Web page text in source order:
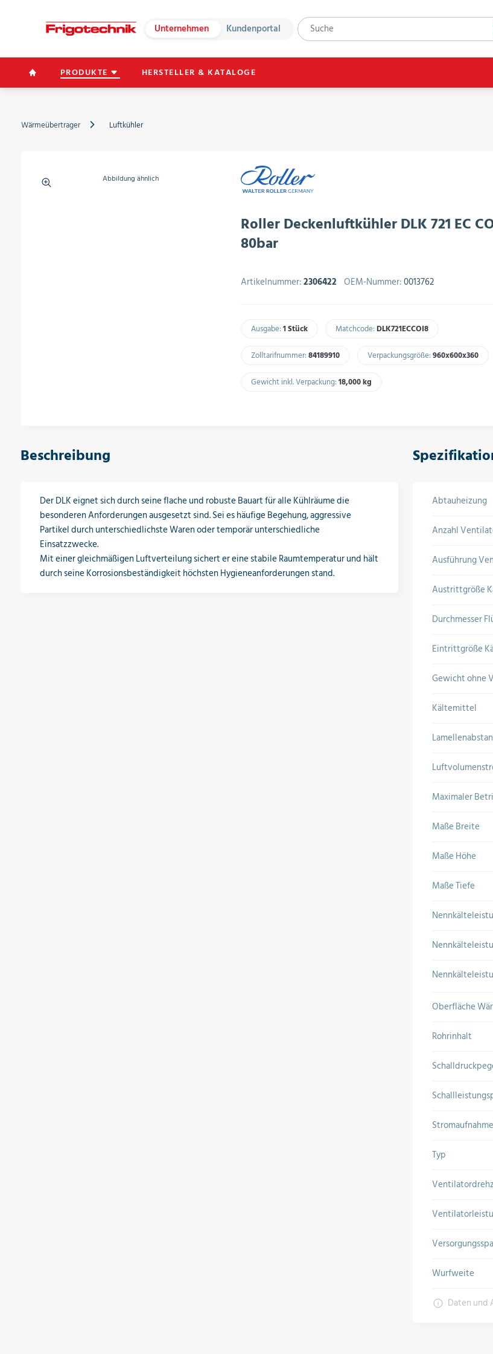
Unternehmen Kundenportal
PRODUKTE HERSTELLER & KATALOGE
Wärmeübertrager Luftkühler
Abbildung ähnlich
Roller Deckenluftkühler DLK 721 EC
80bar
Artikelnummer:2306422 OEM-Nummer:0013762
Ausgabe:1 Stück Matchcode:DLK721ECCOI8​
Zolltarifnummer:84189910​ Verpackungsgröße:960x600x360​
Gewicht inkl. Verpackung:18,000 kg​
Beschreibung
Der DLK eignet sich durch seine flache und robuste Bauart für alle Kühlräume die
besonderen Anforderungen ausgesetzt sind. Sei es häufige Begehung, aggressive
Partikel durch unterschiedlichste Waren oder temporär unterschiedliche
Einsatzzwecke.
Mit einer gleichmäßigen Luftverteilung sichert er eine stabile Raumtemperatur und hält
durch seine Korrosionsbeständigkeit höchsten Hygieneanforderungen stand.
Abtauheizung
Anzahl
Ausführung
Austrittgröße
Durchmesser
Eintrittgröße
Gewicht ohne
Kältemittel
Maximaler
Maße Breite
Maße Höhe
Maße Tiefe
Oberfläche
Rohrinhalt
Typ
Wurfweite
Daten und